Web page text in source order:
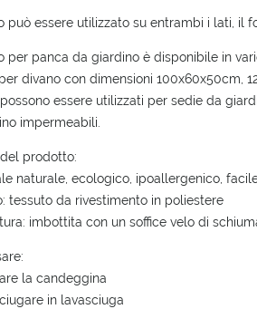
può essere utilizzato su entrambi i lati, il
per panca da giardino è disponibile in
divano con dimensioni 100x60x50cm,
possono essere utilizzati per sedie da
impermeabili.
prodotto:
naturale, ecologico, ipoallergenico,
tessuto da rivestimento in poliestere
imbottita con un soffice velo di
la candeggina
in lavasciuga